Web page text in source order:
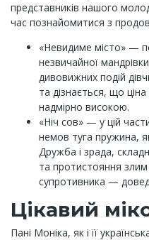
представників нашого
час познайомитися з
«Невидиме місто» —
незвичайної
дивовижних подій
та дізнається, що
надмірно високою.
«Ніч сов» — у цій
немов туга пружина,
Дружба і зрада,
та протистояння
супротивника —
Цікавий
Пані Моніка, як і її